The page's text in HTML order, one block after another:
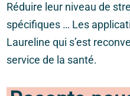
Réduire leur niveau de
spécifiques … Les
Laureline qui s’est
service de la santé.